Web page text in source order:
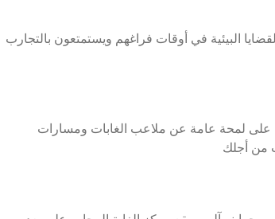
البيئية في أوقات فراغهم ويستمتعون بالتجارب
على لمحة عامة عن ملاعب الغابات ومسارات